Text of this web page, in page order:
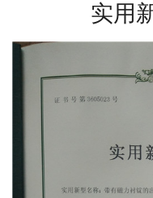
实用